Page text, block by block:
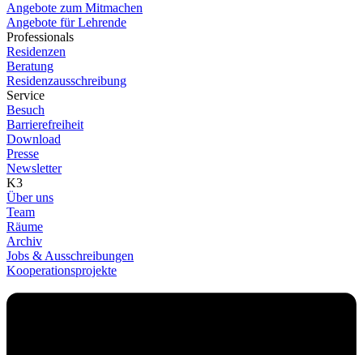
Angebote zum Mitmachen
Angebote für Lehrende
Professionals
Residenzen
Beratung
Residenzausschreibung
Service
Besuch
Barrierefreiheit
Download
Presse
Newsletter
K3
Über uns
Team
Räume
Archiv
Jobs & Ausschreibungen
Kooperationsprojekte